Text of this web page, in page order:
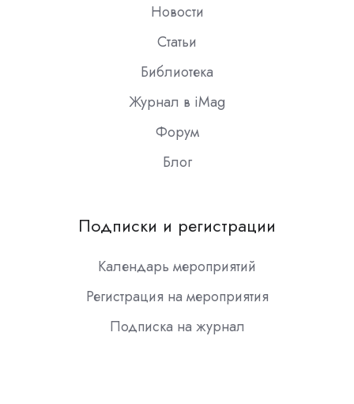
Новости
Статьи
Библиотека
Журнал в iMag
Форум
Блог
Подписки и регистрации
Календарь мероприятий
Регистрация на мероприятия
Подписка на журнал